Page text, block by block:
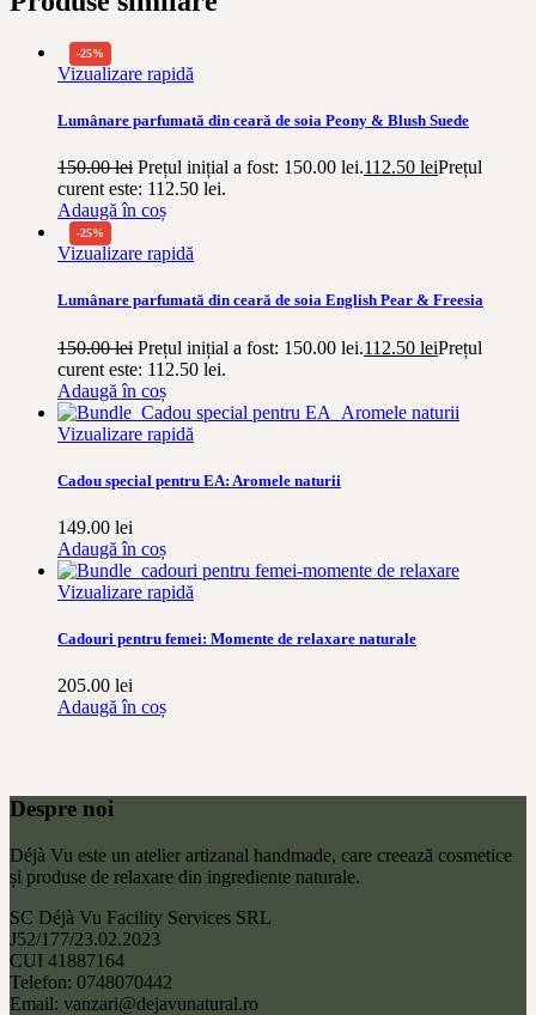
-25%
Vizualizare rapidă
Lumânare parfumată din ceară de soia Peony & Blush Suede
150.00lei Prețul inițial a fost: 150.00 lei.112.50 leiPrețul
curent este: 112.50 lei.
Adaugă în coș
-25%
Vizualizare rapidă
Lumânare parfumată din ceară de soia English Pear & Freesia
150.00lei Prețul inițial a fost: 150.00 lei.112.50 leiPrețul
curent este: 112.50 lei.
Adaugă în coș
Vizualizare rapidă
Cadou special pentru EA: Aromele naturii
149.00 lei
Adaugă în coș
Vizualizare rapidă
Cadouri pentru femei: Momente de relaxare naturale
205.00 lei
Adaugă în coș
Despre noi
Déjà Vu este un atelier artizanal handmade, care creează cosmetice
și produse de relaxare din ingrediente naturale.
SC Déjà Vu Facility Services SRL
J52/177/23.02.2023
CUI 41887164
Telefon: 0748070442
Email: vanzari@dejavunatural.ro